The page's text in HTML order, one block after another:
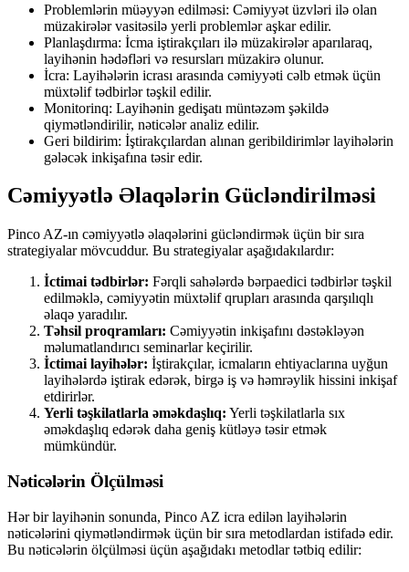
Problemlərin müəyyən edilməsi: Cəmiyyət üzvləri ilə olan
müzakirələr vasitəsilə yerli problemlər aşkar edilir.
Planlaşdırma: İcma iştirakçıları ilə müzakirələr aparılaraq,
layihənin hədəfləri və resursları müzakirə olunur.
İcra: Layihələrin icrası arasında cəmiyyəti cəlb etmək üçün
müxtəlif tədbirlər təşkil edilir.
Monitorinq: Layihənin gedişatı müntəzəm şəkildə
qiymətləndirilir, nəticələr analiz edilir.
Geri bildirim: İştirakçılardan alınan geribildirimlər layihələrin
gələcək inkişafına təsir edir.
Cəmiyyətlə Əlaqələrin Gücləndirilməsi
Pinco AZ-ın cəmiyyətlə əlaqələrini gücləndirmək üçün bir sıra
strategiyalar mövcuddur. Bu strategiyalar aşağıdakılardır:
İctimai tədbirlər: Fərqli sahələrdə bərpaedici tədbirlər təşkil
edilməklə, cəmiyyətin müxtəlif qrupları arasında qarşılıqlı
əlaqə yaradılır.
Təhsil proqramları: Cəmiyyətin inkişafını dəstəkləyən
məlumatlandırıcı seminarlar keçirilir.
İctimai layihələr: İştirakçılar, icmaların ehtiyaclarına uyğun
layihələrdə iştirak edərək, birgə iş və həmrəylik hissini inkişaf
etdirirlər.
Yerli təşkilatlarla əməkdaşlıq: Yerli təşkilatlarla sıx
əməkdaşlıq edərək daha geniş kütləyə təsir etmək
mümkündür.
Nəticələrin Ölçülməsi
Hər bir layihənin sonunda, Pinco AZ icra edilən layihələrin
nəticələrini qiymətləndirmək üçün bir sıra metodlardan istifadə edir.
Bu nəticələrin ölçülməsi üçün aşağıdakı metodlar tətbiq edilir: